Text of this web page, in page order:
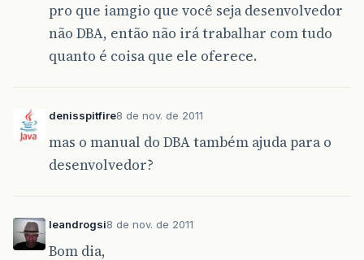
pro que iamgio que você seja desenvolvedor
não DBA, então não irá trabalhar com tudo
quanto é coisa que ele oferece.
denisspitfire8 de nov. de 2011
mas o manual do DBA também ajuda para o
desenvolvedor?
leandrogsi8 de nov. de 2011
Bom dia,